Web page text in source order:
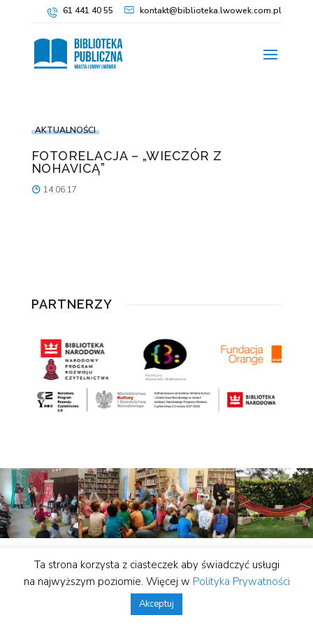
61 441 40 55 kontakt@biblioteka.lwowek.com.pl
AKTUALNOŚCI
FOTORELACJA – „WIECZÓR Z
NOHAVICĄ”
14.06.17
PARTNERZY
© Biblioteka Publiczna miasta i gminy Lwówek |
Studio Hello
Ta strona korzysta z ciasteczek aby świadczyć usługi
na najwyższym poziomie. Więcej w Polityka Prywatności
Akceptuj